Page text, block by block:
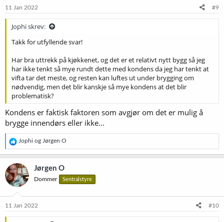
11 Jan 2022 #9
Jophi skrev:
Takk for utfyllende svar!
Har bra uttrekk på kjøkkenet, og det er et relativt nytt bygg så jeg
har ikke tenkt så mye rundt dette med kondens da jeg har tenkt at
vifta tar det meste, og resten kan luftes ut under brygging om
nødvendig, men det blir kanskje så mye kondens at det blir
problematisk?
Kondens er faktisk faktoren som avgjør om det er mulig å
brygge innendørs eller ikke...
R
e
a
k
s
j
o
e
Jophi og Jørgen O
Jørgen O
Dommer Sentralstyre
11 Jan 2022 #10